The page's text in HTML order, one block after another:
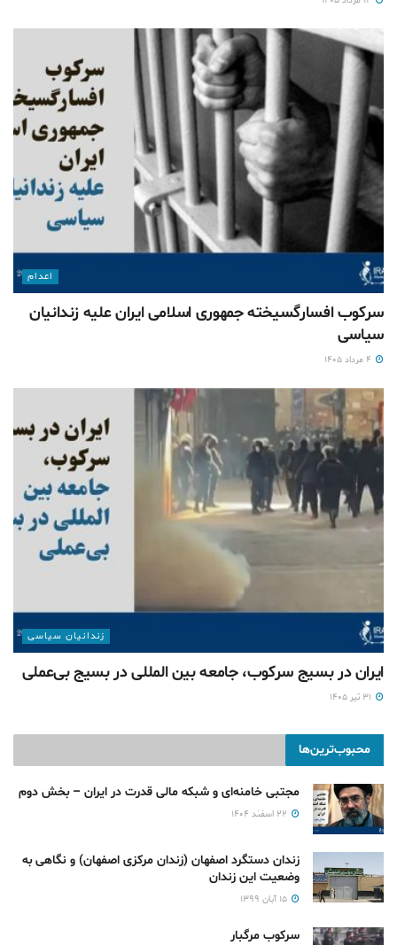
اعدام
سرکوب افسارگسیخته جمهوری اسلامی ایران علیه زندانیان
سیاسی
زندانیان سیاسی
ایران در بسیج سرکوب، جامعه بین المللی در بسیج بی‌‌عملی
محبوب‌ترین‌ها
مجتبی خامنه‌ای و شبکه مالی قدرت در ایران – بخش دوم
زندان دستگرد اصفهان (زندان مرکزی اصفهان) و نگاهی به
وضعیت این زندان
سرکوب مرگبار